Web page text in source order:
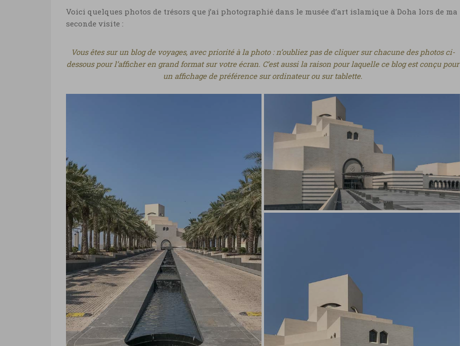
Voici quelques photos de trésors que j’ai photographié dans le musée d’art islamique à Doha lors de ma
seconde visite :
Vous êtes sur un blog de voyages, avec priorité à la photo : n’oubliez pas de cliquer sur chacune des photos ci-
dessous pour l’afficher en grand format sur votre écran. C’est aussi la raison pour laquelle ce blog est conçu pour
un affichage de préférence sur ordinateur ou sur tablette.
Qatar, musée art islamique à Doha
Qatar, musée art islamique à Doha © Marie-